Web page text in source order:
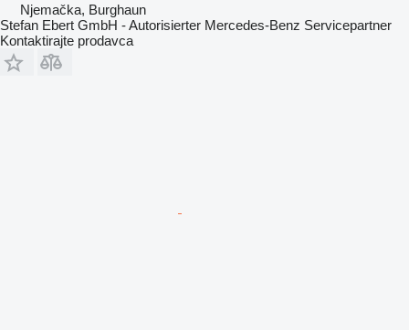
Njemačka, Burghaun
Stefan Ebert GmbH - Autorisierter Mercedes-Benz Servicepartner
Kontaktirajte prodavca